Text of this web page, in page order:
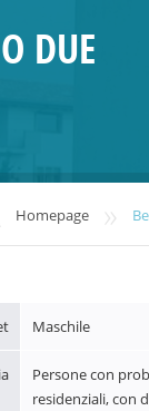
DUE
Homepage »
Maschile
Persone con
residenziali, con